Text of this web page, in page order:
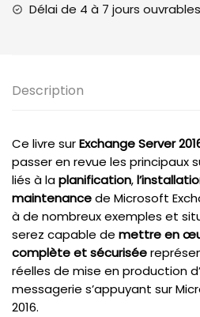
Délai de 4 à 7 jours ouvrables
Description
Ce livre surExchange Server
passer en revue les principaux
liés à laplanification,
maintenancede Microsoft
à de nombreux exemples et
serez capable de mettre en
complète et sécurisée
réelles de mise en production
messagerie s’appuyant sur
2016.